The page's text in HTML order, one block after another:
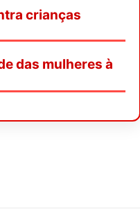
crianças
das mulheres à